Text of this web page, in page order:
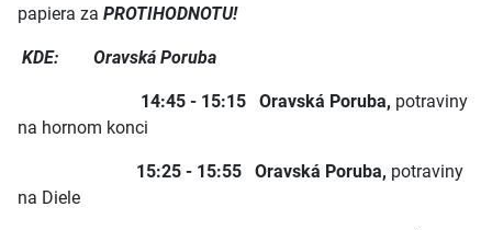
papiera za PROTIHODNOTU!
KDE: Oravská Poruba
14:45 - 15:15 Oravská Poruba, potraviny
na hornom konci
15:25 - 15:55 Oravská Poruba, potraviny
na Diele